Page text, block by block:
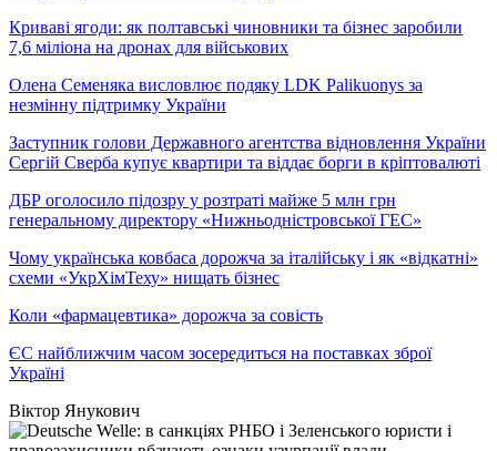
Криваві ягоди: як полтавські чиновники та бізнес заробили
7,6 міліона на дронах для військових
Олена Семеняка висловлює подяку LDK Palikuonys за
незмінну підтримку України
Заступник голови Державного агентства відновлення України
Сергій Сверба купує квартири та віддає борги в кріптовалюті
ДБР оголосило підозру у розтраті майже 5 млн грн
генеральному директору «Нижньодністровської ГЕС»
Чому українська ковбаса дорожча за італійську і як «відкатні»
схеми «УкрХімТеху» нищать бізнес
Коли «фармацевтика» дорожча за совість
ЄС найближчим часом зосередиться на поставках зброї
Україні
Віктор Янукович